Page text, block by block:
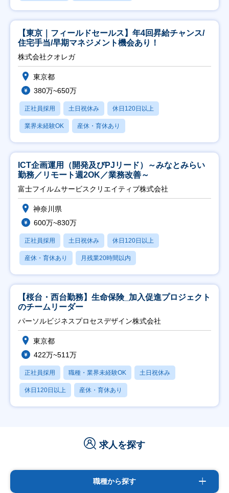
【東京｜フィールドセールス】年4回昇給チャンス/
住宅手当/早期マネジメント機会あり！
株式会社クオレガ
東京都
380万~650万
正社員採用 土日祝休み 休日120日以上
業界未経験OK 産休・育休あり
ICT企画運用（開発及びPJリード）～みなとみらい
勤務／リモート週2OK／業務改善～
富士フイルムサービスクリエイティブ株式会社
神奈川県
600万~830万
正社員採用 土日祝休み 休日120日以上
産休・育休あり 月残業20時間以内
【桜台・西台勤務】生命保険_加入促進プロジェクト
のチームリーダー
パーソルビジネスプロセスデザイン株式会社
東京都
422万~511万
正社員採用 職種・業界未経験OK 土日祝休み
休日120日以上 産休・育休あり
求人を探す
職種から探す